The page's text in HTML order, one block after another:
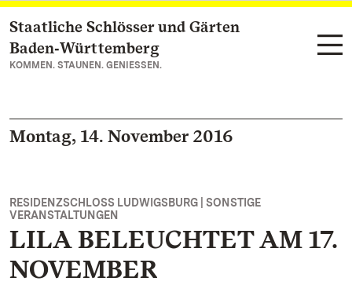
Zum Hauptinhalt springen
Staatliche Schlösser und Gärten
Baden‑Württemberg
KOMMEN. STAUNEN. GENIESSEN.
Montag, 14. November 2016
RESIDENZSCHLOSS LUDWIGSBURG | SONSTIGE
VERANSTALTUNGEN
LILA BELEUCHTET AM 17.
NOVEMBER